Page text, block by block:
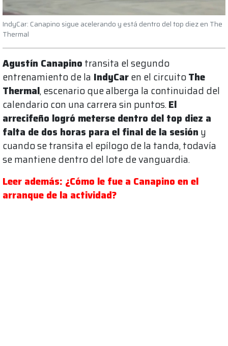
IndyCar: Canapino sigue acelerando y está dentro del top diez en The
Thermal
Agustín Canapino transita el segundo
entrenamiento de la IndyCaren el circuitoThe
Thermal, escenario que alberga la continuidad del
calendario con una carrera sin puntos.El
arrecifeño logró meterse dentro del top diez a
falta de dos horas para el final de la sesión y
cuando se transita el epílogo de la tanda, todavía
se mantiene dentro del lote de vanguardia.
Leer además: ¿Cómo le fue a Canapino en el
arranque de la actividad?